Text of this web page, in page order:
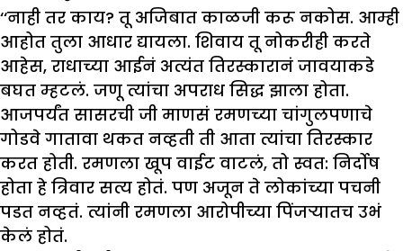
‘‘नाही तर काय? तू अजिबात काळजी करू नकोस. आम्ही
आहोत तुला आधार द्यायला. शिवाय तू नोकरीही करते
आहेस, राधाच्या आईनं अत्यंत तिरस्कारानं जावयाकडे
बघत म्हटलं. जणू त्यांचा अपराध सिद्ध झाला होता.
आजपर्यंत सासरची जी माणसं रमणच्या चांगुलपणाचे
गोडवे गातावा थकत नव्हती ती आता त्यांचा तिरस्कार
करत होती. रमणला खूप वाईट वाटलं, तो स्वत: निर्दोष
होता हे त्रिवार सत्य होतं. पण अजून ते लोकांच्या पचनी
पडत नव्हतं. त्यांनी रमणला आरोपीच्या पिंजऱ्यातच उभं
केलं होतं.